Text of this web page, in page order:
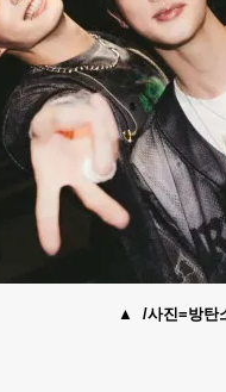
/사진=방탄